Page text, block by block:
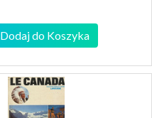
Dodaj do Koszyka